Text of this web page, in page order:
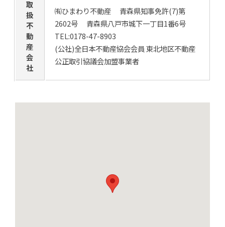
取
扱
不
動
産
会
社
㈲ひまわり不動産 青森県知事免許(7)第
2602号 青森県八戸市城下一丁目1番6号
TEL:0178-47-8903
(公社)全日本不動産協会会員 東北地区不動産
公正取引協議会加盟事業者